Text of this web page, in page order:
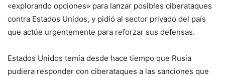
«explorando opciones» para lanzar posibles ciberataques
contra Estados Unidos, y pidió al sector privado del país
que actúe urgentemente para reforzar sus defensas.
Estados Unidos temía desde hace tiempo que Rusia
pudiera responder con ciberataques a las sanciones que